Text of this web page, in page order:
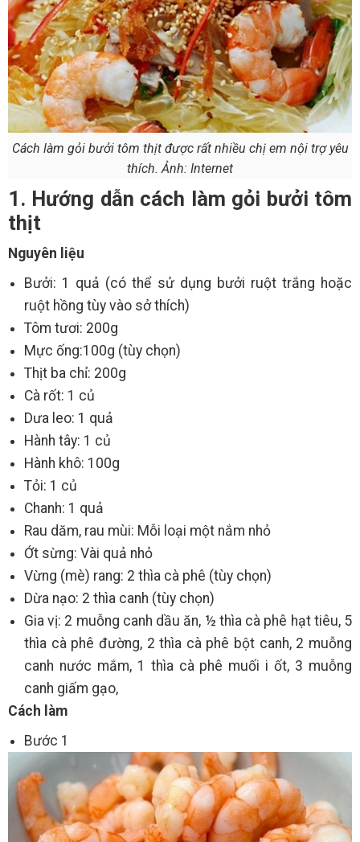
Cách làm gỏi bưởi tôm thịt được rất nhiều chị em nội trợ yêu
thích. Ảnh: Internet
1. Hướng dẫn cách làm gỏi bưởi tôm
thịt
Nguyên liệu
Bưởi: 1 quả (có thể sử dụng bưởi ruột trắng hoặc
ruột hồng tùy vào sở thích)
Tôm tươi: 200g
Mực ống:100g (tùy chọn)
Thịt ba chỉ: 200g
Cà rốt: 1 củ
Dưa leo: 1 quả
Hành tây: 1 củ
Hành khô: 100g
Tỏi: 1 củ
Chanh: 1 quả
Rau dăm, rau mùi: Mỗi loại một nắm nhỏ
Ớt sừng: Vài quả nhỏ
Vừng (mè) rang: 2 thìa cà phê (tùy chọn)
Dừa nạo: 2 thìa canh (tùy chọn)
Gia vị: 2 muỗng canh dầu ăn, ½ thìa cà phê hạt tiêu, 5
thìa cà phê đường, 2 thìa cà phê bột canh, 2 muỗng
canh nước mắm, 1 thìa cà phê muối i ốt, 3 muỗng
canh giấm gạo,
Cách làm
Bước 1